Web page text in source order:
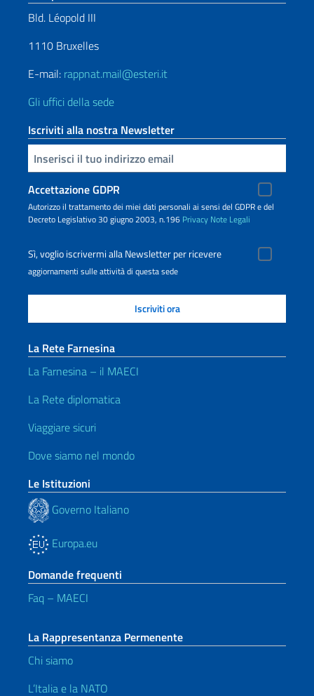
Bld. Léopold III
1110 Bruxelles
E-mail: rappnat.mail@esteri.it
Gli uffici della sede
Iscriviti alla nostra Newsletter
Inserisci la tua email
Accettazione GDPR
Autorizzo il trattamento dei miei dati personali ai sensi del GDPR e del
Decreto Legislativo 30 giugno 2003, n.196 Privacy Note Legali
Sì, voglio iscrivermi alla Newsletter per ricevere
aggiornamenti sulle attività di questa sede
La Rete Farnesina
La Farnesina – il MAECI
La Rete diplomatica
Viaggiare sicuri
Dove siamo nel mondo
Le Istituzioni
Governo Italiano
Europa.eu
Domande frequenti
Faq – MAECI
La Rappresentanza Permenente
Chi siamo
L’Italia e la NATO